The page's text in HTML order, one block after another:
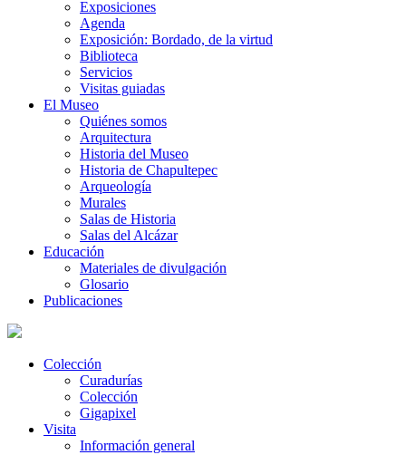
Exposiciones
Agenda
Exposición: Bordado, de la virtud
Biblioteca
Servicios
Visitas guiadas
El Museo
Quiénes somos
Arquitectura
Historia del Museo
Historia de Chapultepec
Arqueología
Murales
Salas de Historia
Salas del Alcázar
Educación
Materiales de divulgación
Glosario
Publicaciones
Colección
Curadurías
Colección
Gigapixel
Visita
Información general